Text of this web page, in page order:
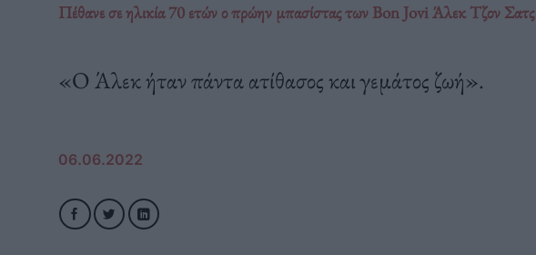
Πέθανε σε ηλικία 70 ετών ο πρώην μπασίστας των Bon Jovi Άλεκ Τζον Σατς
«Ο Άλεκ ήταν πάντα ατίθασος και γεμάτος ζωή».
06.06.2022